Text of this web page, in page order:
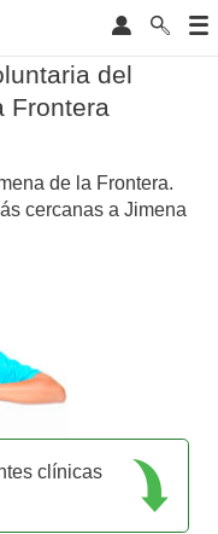
del
Frontera
de la Frontera.
cercanas a Jimena
clínicas